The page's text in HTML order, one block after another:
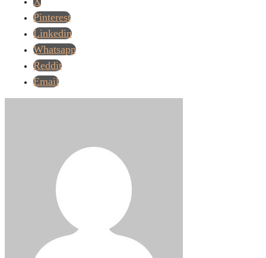
Pinterest
Linkedin
Whatsapp
Reddit
Email